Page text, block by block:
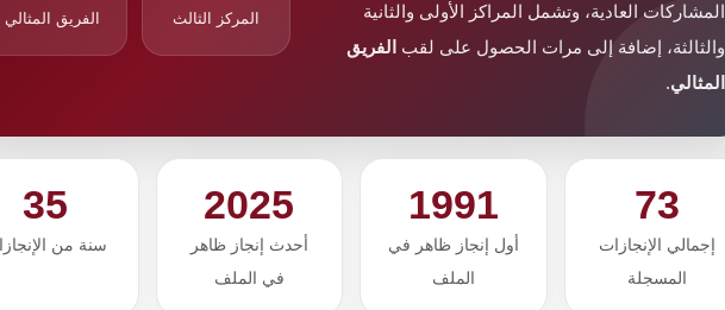
المشاركات العادية، وتشمل المراكز الأولى والثانية
والثالثة، إضافة إلى مرات الحصول على لقب الفريق
المثالي.
المركز الثالث الفريق المثالي
73
إجمالي الإنجازات
المسجلة
1991
أول إنجاز ظاهر في
الملف
2025
أحدث إنجاز ظاهر
في الملف
35
سنة من